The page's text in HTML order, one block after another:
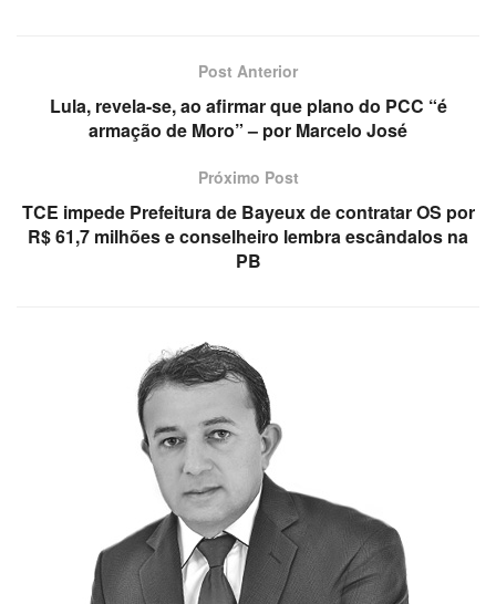
Post Anterior
Lula, revela-se, ao afirmar que plano do PCC “é
armação de Moro” – por Marcelo José
Próximo Post
TCE impede Prefeitura de Bayeux de contratar OS por
R$ 61,7 milhões e conselheiro lembra escândalos na
PB